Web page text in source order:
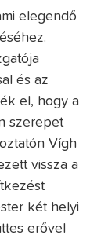
elegendő
és az
el, hogy a
szerepet
Vígh
vissza a
két helyi
erővel